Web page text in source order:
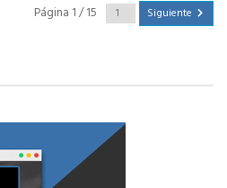
Página 1 / 15 Siguiente